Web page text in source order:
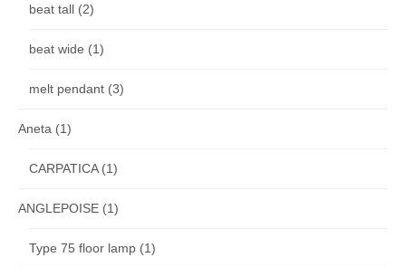
beat tall (2)
beat wide (1)
melt pendant (3)
Aneta (1)
CARPATICA(1)
ANGLEPOISE (1)
Type 75 floor lamp (1)